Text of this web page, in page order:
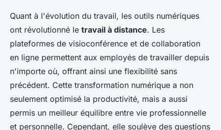
Quant à l'évolution du travail, les outils numériques
ont révolutionné le travail à distance. Les
plateformes de visioconférence et de collaboration
en ligne permettent aux employés de travailler depuis
n'importe où, offrant ainsi une flexibilité sans
précédent. Cette transformation numérique a non
seulement optimisé la productivité, mais a aussi
permis un meilleur équilibre entre vie professionnelle
et personnelle. Cependant, elle soulève des questions